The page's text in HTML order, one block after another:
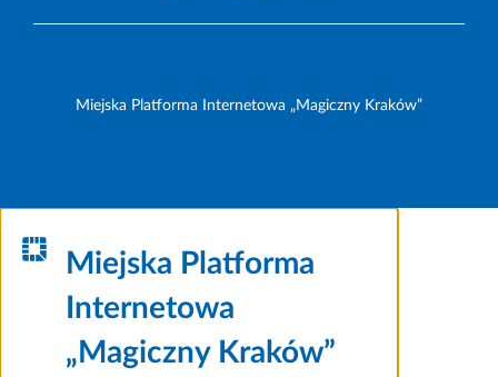
Miejska Platforma Internetowa „Magiczny Kraków”
Miejska Platforma
Internetowa
„Magiczny Kraków”